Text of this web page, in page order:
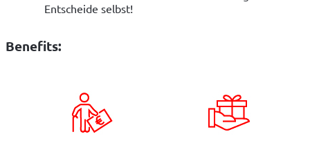
Entscheide selbst!
Benefits: